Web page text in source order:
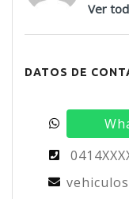
Ver
DATOS DE